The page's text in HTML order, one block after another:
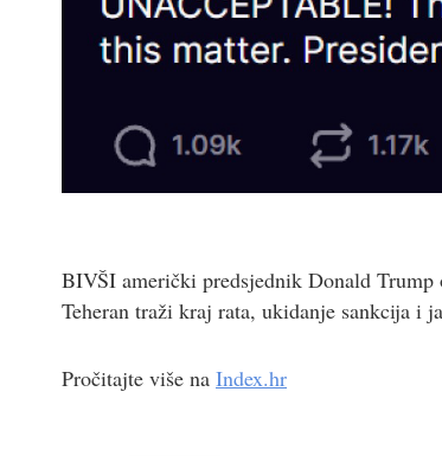
BIVŠI američki predsjednik Donald
Teheran traži kraj rata, ukidanje sankcija i
Pročitajte više na Index.hr